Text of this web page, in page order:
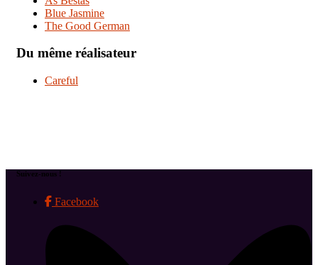
Blue Jasmine
The Good German
Du même réalisateur
Careful
Suivez-nous !
Facebook